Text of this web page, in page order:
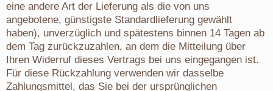
eine andere Art der Lieferung als die von uns
angebotene, günstigste Standardlieferung gewählt
haben), unverzüglich und spätestens binnen 14 Tagen ab
dem Tag zurückzuzahlen, an dem die Mitteilung über
Ihren Widerruf dieses Vertrags bei uns eingegangen ist.
Für diese Rückzahlung verwenden wir dasselbe
Zahlungsmittel, das Sie bei der ursprünglichen